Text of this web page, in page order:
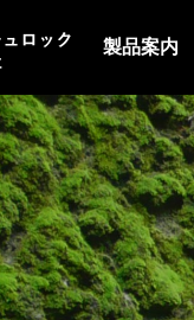
製品案内